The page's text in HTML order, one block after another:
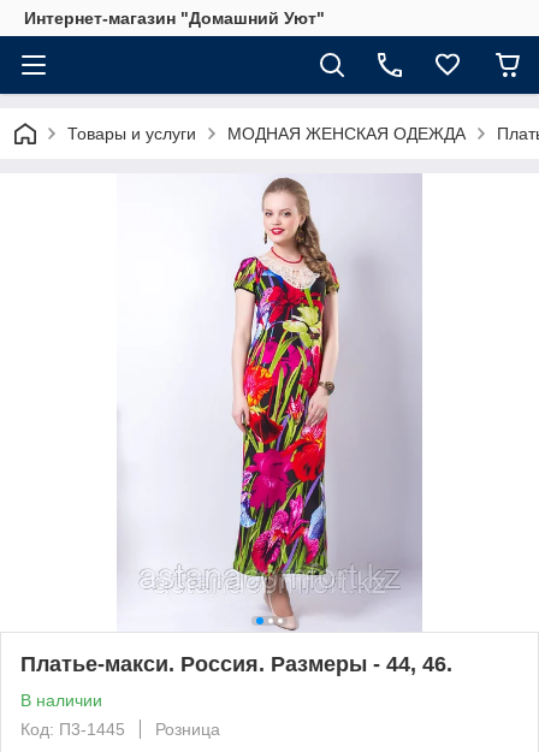
Интернет-магазин "Домашний Уют"
Товары и услуги МОДНАЯ ЖЕНСКАЯ ОДЕЖДА
Платье-макси. Россия. Размеры - 44, 46.
В наличии
Код: П3-1445
Розница